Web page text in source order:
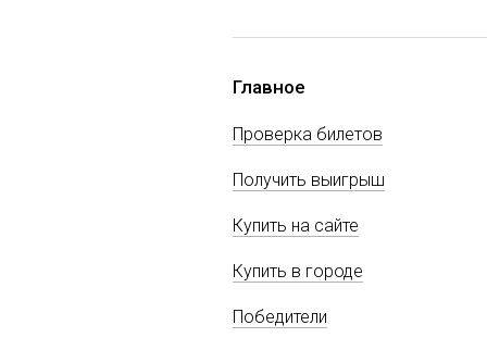
Главное
Проверка билетов
Получить выигрыш
Купить на сайте
Купить в городе
Победители